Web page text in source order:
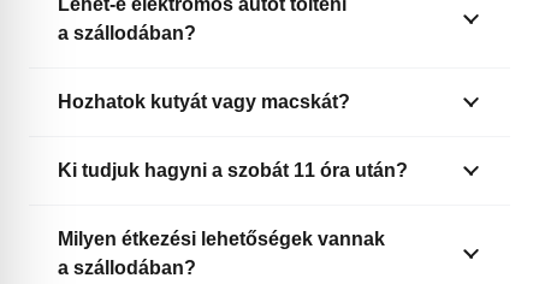
Lehet-e elektromos autót tölteni
a szállodában?
Hozhatok kutyát vagy macskát?
Ki tudjuk hagyni a szobát 11 óra után?
Milyen étkezési lehetőségek vannak
a szállodában?